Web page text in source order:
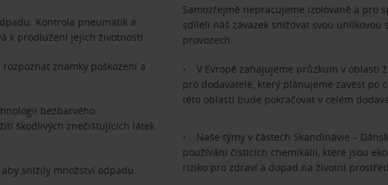
Kontrola pneumatik a
k prodlužení jejich životnosti.
známky poškození a
bezbarvého
škodlivých znečišťujících látek
snížily množství odpadu.
Samozřejmě nepracujeme izolovaně a pro
sdíleli náš závazek snižovat svou
provozech.
V Evropě zahajujeme průzkum v oblasti
pro dodavatele, který plánujeme zavést po
této oblasti bude pokračovat v celém
Naše týmy v částech Skandinávie –
používání čisticích chemikálií, které jsou
riziko pro zdraví a dopad na životní